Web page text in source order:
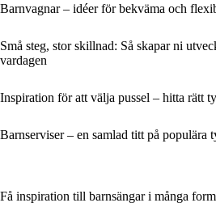
Barnvagnar – idéer för bekväma och
Små steg, stor skillnad: Så skapar ni
vardagen
Inspiration för att välja pussel – hitta rätt
Barnserviser – en samlad titt på populära
Få inspiration till barnsängar i många